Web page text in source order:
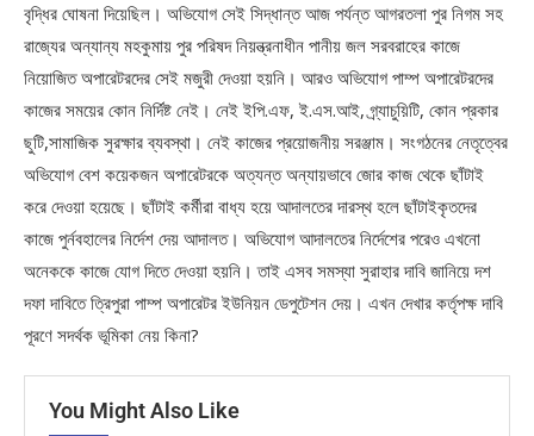
বৃদ্ধির ঘোষনা দিয়েছিল। অভিযোগ সেই সিদ্ধান্ত আজ পর্যন্ত আগরতলা পুর নিগম সহ
রাজ্যের অন্যান্য মহকুমায় পুর পরিষদ নিয়ন্ত্রনাধীন পানীয় জল সরবরাহের কাজে
নিয়োজিত অপারেটরদের সেই মজুরী দেওয়া হয়নি। আরও অভিযোগ পাম্প অপারেটরদের
কাজের সময়ের কোন নির্দিষ্ট নেই। নেই ইপি.এফ, ই.এস.আই, গ্র্যাচুয়িটি, কোন প্রকার
ছুটি,সামাজিক সুরক্ষার ব্যবস্থা। নেই কাজের প্রয়োজনীয় সরঞ্জাম। সংগঠনের নেতৃত্বের
অভিযোগ বেশ কয়েকজন অপারেটরকে অত্যন্ত অন্যায়ভাবে জোর কাজ থেকে ছাঁটাই
করে দেওয়া হয়েছে। ছাঁটাই কর্মীরা বাধ্য হয়ে আদালতের দারস্থ হলে ছাঁটাইকৃতদের
কাজে পুর্নবহালের নির্দেশ দেয় আদালত। অভিযোগ আদালতের নির্দেশের পরেও এখনো
অনেককে কাজে যোগ দিতে দেওয়া হয়নি। তাই এসব সমস্যা সুরাহার দাবি জানিয়ে দশ
দফা দাবিতে ত্রিপুরা পাম্প অপারেটর ইউনিয়ন ডেপুটেশন দেয়। এখন দেখার কর্তৃপক্ষ দাবি
পূরণে সদর্থক ভূমিকা নেয় কিনা?
You Might Also Like